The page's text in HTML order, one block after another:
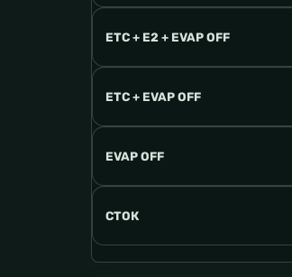
ETC + E2 + EVAP OFF
ETC + EVAP OFF
EVAP OFF
СТОК